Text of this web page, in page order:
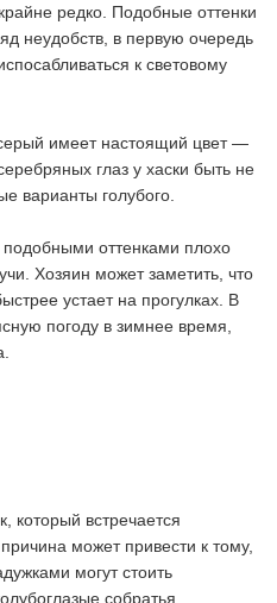
редко. Подобные оттенки
неудобств, в первую очередь
к световому
имеет настоящий цвет —
глаз у хаски быть не
варианты голубого.
оттенками плохо
Хозяин может заметить, что
устает на прогулках. В
погоду в зимнее время,
который встречается
может привести к тому,
могут стоить
собратья.